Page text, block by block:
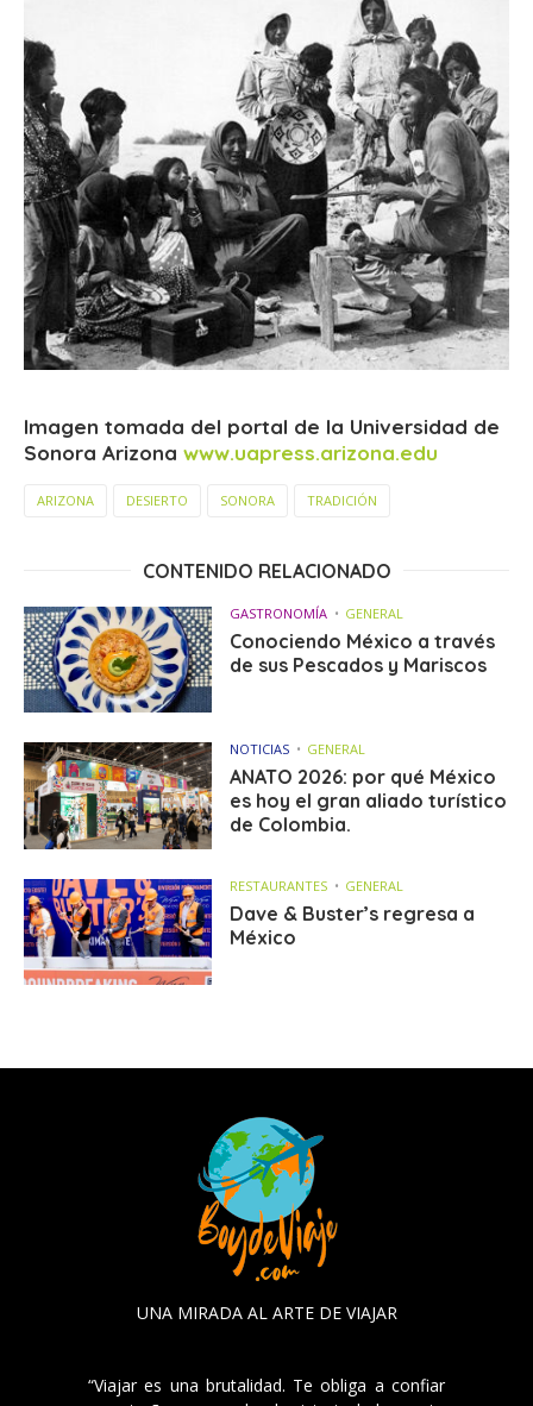
Imagen tomada del portal de la Universidad de
Sonora Arizona www.uapress.arizona.edu
ARIZONA DESIERTO SONORA TRADICIÓN
CONTENIDO RELACIONADO
GASTRONOMÍA GENERAL
Conociendo México a través
de sus Pescados y Mariscos
NOTICIAS GENERAL
ANATO 2026: por qué México
es hoy el gran aliado turístico
de Colombia.
RESTAURANTES GENERAL
Dave & Buster’s regresa a
México
UNA MIRADA AL ARTE DE VIAJAR
“Viajar es una brutalidad. Te obliga a confiar